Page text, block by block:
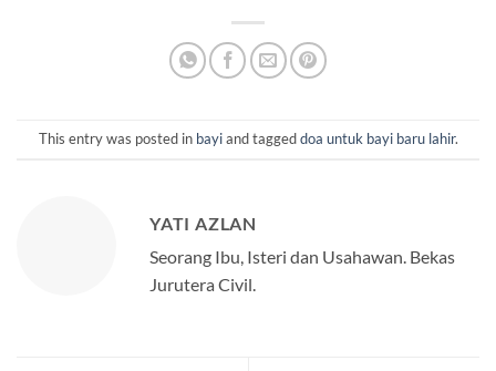
This entry was posted in bayiand taggeddoa untuk bayi baru lahir.
YATI AZLAN
Seorang Ibu, Isteri dan Usahawan. Bekas
Jurutera Civil.